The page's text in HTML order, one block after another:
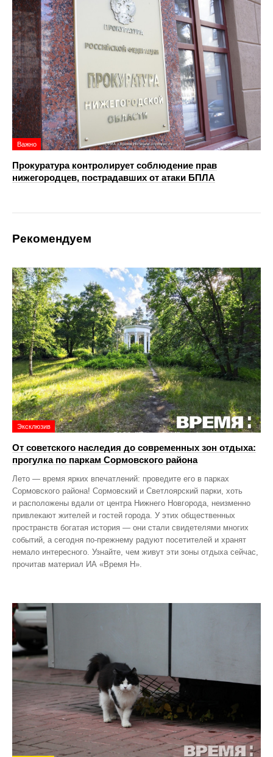
Важно
Прокуратура контролирует соблюдение прав
нижегородцев, пострадавших от атаки БПЛА
Рекомендуем
Эксклюзив
От советского наследия до современных зон отдыха:
прогулка по паркам Сормовского района
Лето — время ярких впечатлений: проведите его в парках
Сормовского района! Сормовский и Светлоярский парки, хоть
и расположены вдали от центра Нижнего Новгорода, неизменно
привлекают жителей и гостей города. У этих общественных
пространств богатая история — они стали свидетелями многих
событий, а сегодня по‑прежнему радуют посетителей и хранят
немало интересного. Узнайте, чем живут эти зоны отдыха сейчас,
прочитав материал ИА «Время Н».